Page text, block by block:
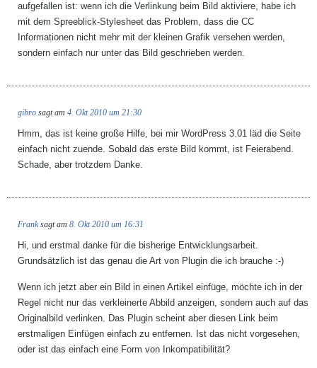
aufgefallen ist: wenn ich die Verlinkung beim Bild aktiviere, habe ich
mit dem Spreeblick-Stylesheet das Problem, dass die CC
Informationen nicht mehr mit der kleinen Grafik versehen werden,
sondern einfach nur unter das Bild geschrieben werden.
gibro sagt am 4. Okt 2010 um 21:30
Hmm, das ist keine große Hilfe, bei mir WordPress 3.01 läd die Seite
einfach nicht zuende. Sobald das erste Bild kommt, ist Feierabend.
Schade, aber trotzdem Danke.
Frank sagt am 8. Okt 2010 um 16:31
Hi, und erstmal danke für die bisherige Entwicklungsarbeit.
Grundsätzlich ist das genau die Art von Plugin die ich brauche :-)
Wenn ich jetzt aber ein Bild in einen Artikel einfüge, möchte ich in der
Regel nicht nur das verkleinerte Abbild anzeigen, sondern auch auf das
Originalbild verlinken. Das Plugin scheint aber diesen Link beim
erstmaligen Einfügen einfach zu entfernen. Ist das nicht vorgesehen,
oder ist das einfach eine Form von Inkompatibilität?